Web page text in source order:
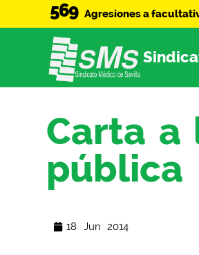
Agresiones a
569
Carta a
pública
18 Jun 2014